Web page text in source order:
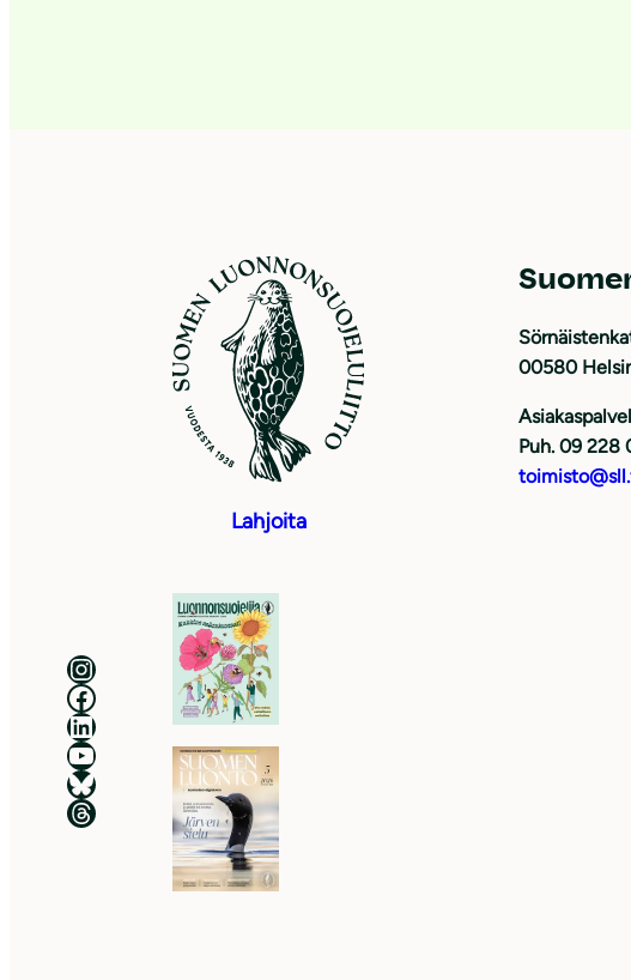
Lahjoita
00580
Puh. 09 228
Luonnonsuojeluliitto Instagramissa
Luonnonsuojeluliitto Facebookissa
Luonnonsuojeluliitto LinkedInissä
Luonnonsuojeluliiton YouTube-kanava
Luonnonsuojeluliitto Blueskyssa
Luonnonsuojeluliitto Threadsissa